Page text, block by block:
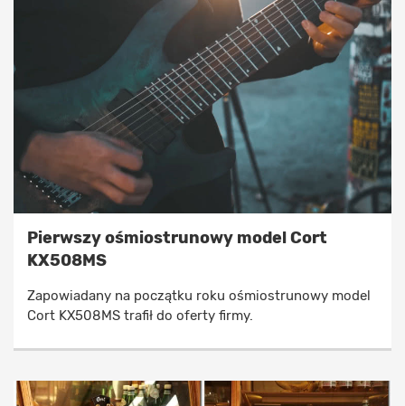
Pierwszy ośmiostrunowy model Cort
KX508MS
Zapowiadany na początku roku ośmiostrunowy model
Cort KX508MS trafił do oferty firmy.